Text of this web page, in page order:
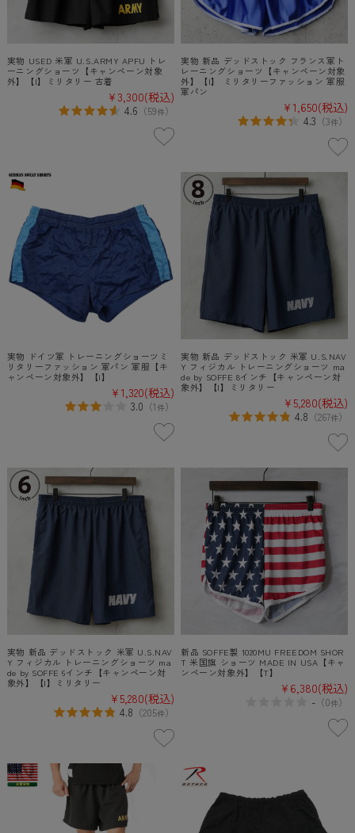
実物 USED 米軍 U.S.ARMY APFU トレ
ーニングショーツ【キャンペーン対象
外】【I】ミリタリー 古着
¥3,300(税込)
4.6 （59件）
実物 新品 デッドストック フランス軍ト
レーニングショーツ【キャンペーン対象
外】【I】 ミリタリーファッション 軍服
軍パン
¥1,650(税込)
4.3 （3件）
実物 ドイツ軍 トレーニングショーツミ
リタリーファッション 軍パン 軍服【キ
ャンペーン対象外】【I】
¥1,320(税込)
3.0 （1件）
実物 新品 デッドストック 米軍 U.S.NAV
Y フィジカル トレーニングショーツ ma
de by SOFFE 8インチ【キャンペーン対
象外】【I】ミリタリー
¥5,280(税込)
4.8 （267件）
実物 新品 デッドストック 米軍 U.S.NAV
Y フィジカル トレーニングショーツ ma
de by SOFFE 6インチ【キャンペーン対
象外】【I】ミリタリー
¥5,280(税込)
4.8 （205件）
新品 SOFFE製 1020MU FREEDOM SHOR
T 米国旗 ショーツ MADE IN USA【キャ
ンペーン対象外】【T】
¥6,380(税込)
- （0件）